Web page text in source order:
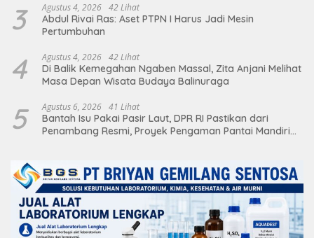
3 Agustus 4, 2026 42 Lihat
Abdul Rivai Ras: Aset PTPN I Harus Jadi Mesin
Pertumbuhan
4 Agustus 4, 2026 42 Lihat
Di Balik Kemegahan Ngaben Massal, Zita Anjani Melihat
Masa Depan Wisata Budaya Balinuraga
5 Agustus 6, 2026 41 Lihat
Bantah Isu Pakai Pasir Laut, DPR RI Pastikan dari
Penambang Resmi, Proyek Pengaman Pantai Mandiri